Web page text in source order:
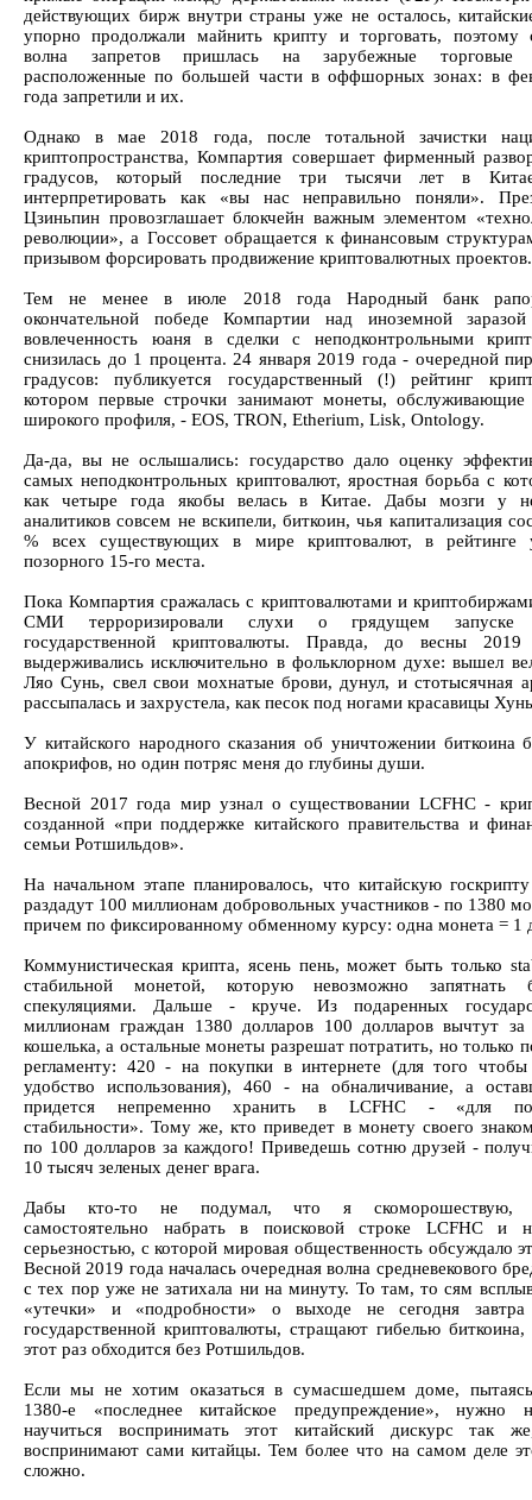
действующих бирж внутри страны уже не осталось,
упорно продолжали майнить крипту и торговать, поэтому
волна запретов пришлась на зарубежные торговые
расположенные по большей части в оффшорных зонах: в
года запретили и их.
Однако в мае 2018 года, после тотальной зачистки
криптопространства, Компартия совершает фирменный
градусов, который последние три тысячи лет в
интерпретировать как «вы нас неправильно поняли».
Цзиньпин провозглашает блокчейн важным элементом
революции», а Госсовет обращается к финансовым
призывом форсировать продвижение криптовалютных проектов.
Тем не менее в июле 2018 года Народный банк
окончательной победе Компартии над иноземной заразой
вовлеченность юаня в сделки с неподконтрольными
снизилась до 1 процента. 24 января 2019 года - очередной
градусов: публикуется государственный (!) рейтинг
котором первые строчки занимают монеты, обслуживающие
широкого профиля, - EOS, TRON, Etherium, Lisk, Ontology.
Да-да, вы не ослышались: государство дало оценку
самых неподконтрольных криптовалют, яростная борьба с
как четыре года якобы велась в Китае. Дабы мозги у
аналитиков совсем не вскипели, биткоин, чья капитализация
% всех существующих в мире криптовалют, в рейтинге
позорного 15-го места.
Пока Компартия сражалась с криптовалютами и
СМИ терроризировали слухи о грядущем запуске
государственной криптовалюты. Правда, до весны
выдерживались исключительно в фольклорном духе: вышел
Ляо Сунь, свел свои мохнатые брови, дунул, и стотысячная
рассыпалась и захрустела, как песок под ногами красавицы
У китайского народного сказания об уничтожении биткоина
апокрифов, но один потряс меня до глубины души.
Весной 2017 года мир узнал о существовании LCFHC -
созданной «при поддержке китайского правительства и
семьи Ротшильдов».
На начальном этапе планировалось, что китайскую
раздадут 100 миллионам добровольных участников - по 1380
причем по фиксированному обменному курсу: одна монета = 1
Коммунистическая крипта, ясень пень, может быть только
стабильной монетой, которую невозможно запятнать
спекуляциями. Дальше - круче. Из подаренных
миллионам граждан 1380 долларов 100 долларов вычтут за
кошелька, а остальные монеты разрешат потратить, но только
регламенту: 420 - на покупки в интернете (для того чтобы
удобство использования), 460 - на обналичивание, а
придется непременно хранить в LCFHC - «для
стабильности». Тому же, кто приведет в монету своего
по 100 долларов за каждого! Приведешь сотню друзей -
10 тысяч зеленых денег врага.
Дабы кто-то не подумал, что я скоморошествую,
самостоятельно набрать в поисковой строке LCFHC и
серьезностью, с которой мировая общественность обсуждало
Весной 2019 года началась очередная волна средневекового
с тех пор уже не затихала ни на минуту. То там, то сям
«утечки» и «подробности» о выходе не сегодня завтра
государственной криптовалюты, стращают гибелью
этот раз обходится без Ротшильдов.
Если мы не хотим оказаться в сумасшедшем доме, пытаясь
1380-е «последнее китайское предупреждение», нужно
научиться воспринимать этот китайский дискурс так
воспринимают сами китайцы. Тем более что на самом деле
сложно.